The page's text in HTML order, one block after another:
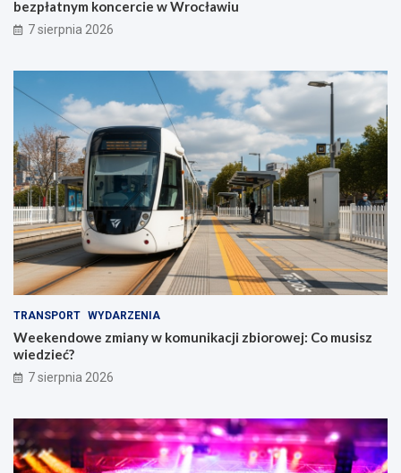
bezpłatnym koncercie w Wrocławiu
7 sierpnia 2026
TRANSPORT WYDARZENIA
Weekendowe zmiany w komunikacji zbiorowej: Co musisz
wiedzieć?
7 sierpnia 2026